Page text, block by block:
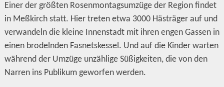
Einer der größten Rosenmontagsumzüge der Region findet
in Meßkirch statt. Hier treten etwa 3000 Hästräger auf und
verwandeln die kleine Innenstadt mit ihren engen Gassen in
einen brodelnden Fasnetskessel. Und auf die Kinder warten
während der Umzüge unzählige Süßigkeiten, die von den
Narren ins Publikum geworfen werden.